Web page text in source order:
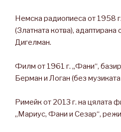
Немска радиопиеса от 1958
(Златната котва),
Дигелман.
Филм от 1961 г. „Фани“,
Берман и Логан (без
Римейк от 2013 г. на цялата
„Мариус, Фани и Сезар“,